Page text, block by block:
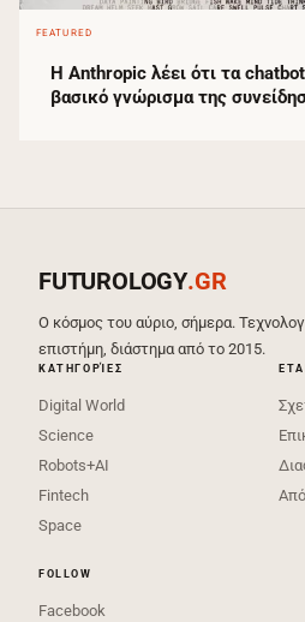
FEATURED
Η Anthropic λέει ότι τα
βασικό γνώρισμα της
FUTUROLOGY.GR
Ο κόσμος του αύριο, σήμερα.
επιστήμη, διάστημα από το 2015.
ΚΑΤΗΓΟΡΊΕΣ
Digital World
Science
Robots+AI
Fintech
Space
FOLLOW
Facebook